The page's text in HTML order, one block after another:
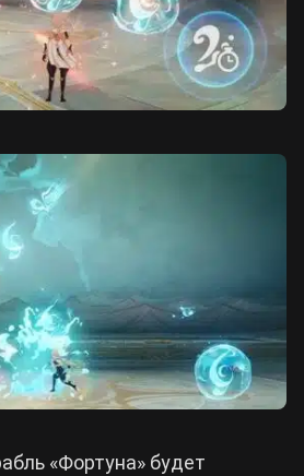
«Фортуна» будет